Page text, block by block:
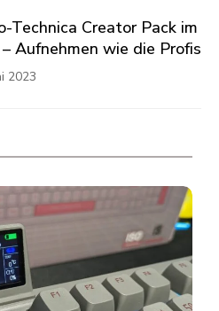
Technica Creator Pack im
Aufnehmen wie die Profis
2023